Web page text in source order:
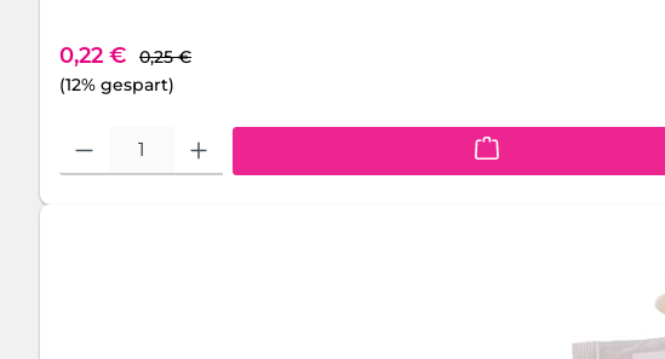
Verkaufspreis:
0,22 € Regulärer Preis:
0,25 €
(12% gespart)
Produkt Anzahl: Gib den gewünschten Wert ein oder benutze die Schaltflächen um